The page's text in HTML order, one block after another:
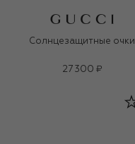
Солнцезащитные очки
27 300 ₽